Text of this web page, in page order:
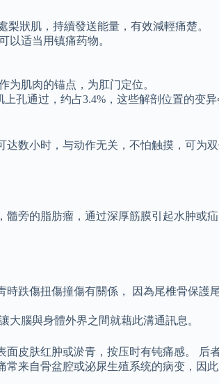
狀肌，持續發送能量，有效減輕痛楚。
以适当用镇痛药物。
为肌肉的锚点，为肛门定位。
孔通过，约占3.4%，这些解剖位置的变
数小时，与动作无关，不怕触摸，可为
旁的脂肪瘤，通过深厚筋膜引起水肿或
跌傷扭傷撞傷有關係， 因為尾椎骨保護
腦與身體外界之間就藉此溝通訊息。
皮肤红肿或淤青，按压时有钝痛感。 后
来自骨盆腔或泌尿生殖系统的病变，因